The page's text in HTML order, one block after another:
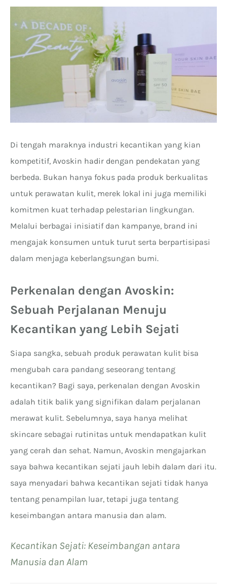
Di tengah maraknya industri kecantikan yang kian
kompetitif, Avoskin hadir dengan pendekatan yang
berbeda. Bukan hanya fokus pada produk berkualitas
untuk perawatan kulit, merek lokal ini juga memiliki
komitmen kuat terhadap pelestarian lingkungan.
Melalui berbagai inisiatif dan kampanye, brand ini
mengajak konsumen untuk turut serta berpartisipasi
dalam menjaga keberlangsungan bumi.
Perkenalan dengan Avoskin:
Sebuah Perjalanan Menuju
Kecantikan yang Lebih Sejati
Siapa sangka, sebuah produk perawatan kulit bisa
mengubah cara pandang seseorang tentang
kecantikan? Bagi saya, perkenalan dengan Avoskin
adalah titik balik yang signifikan dalam perjalanan
merawat kulit. Sebelumnya, saya hanya melihat
skincare sebagai rutinitas untuk mendapatkan kulit
yang cerah dan sehat. Namun, Avoskin mengajarkan
saya bahwa kecantikan sejati jauh lebih dalam dari itu.
saya menyadari bahwa kecantikan sejati tidak hanya
tentang penampilan luar, tetapi juga tentang
keseimbangan antara manusia dan alam.
Kecantikan Sejati: Keseimbangan antara
Manusia dan Alam